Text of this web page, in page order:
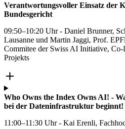
Verantwortungsvoller Einsatz der
Bundesgericht
09:50–10:20 Uhr - Daniel Brunner,
Lausanne und Martin Jaggi, Prof.
Commitee der Swiss AI Initiative,
Projekts
Who Owns the Index Owns AI! -
bei der Dateninfrastruktur beginnt!
11:00–11:30 Uhr - Kai Erenli,